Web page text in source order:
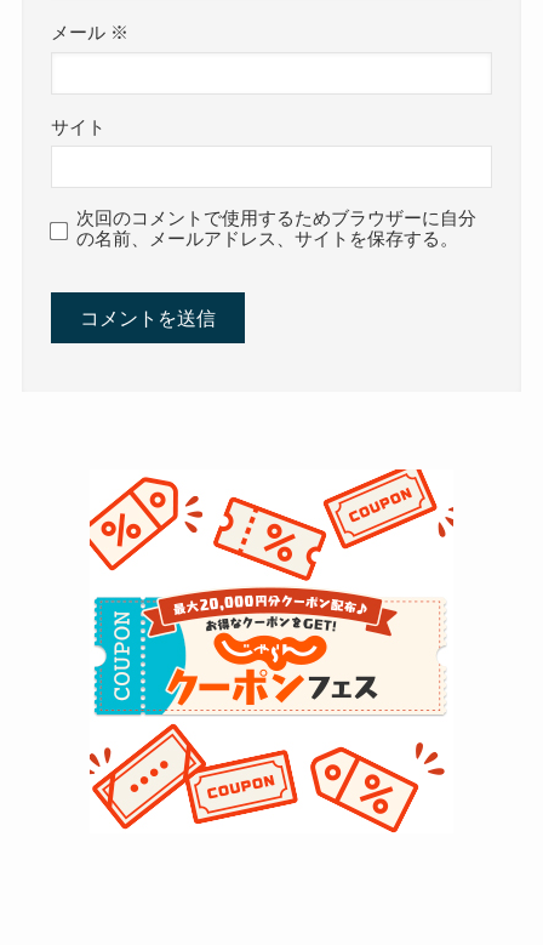
メール ※
サイト
次回のコメントで使用するためブラウザーに自分
の名前、メールアドレス、サイトを保存する。